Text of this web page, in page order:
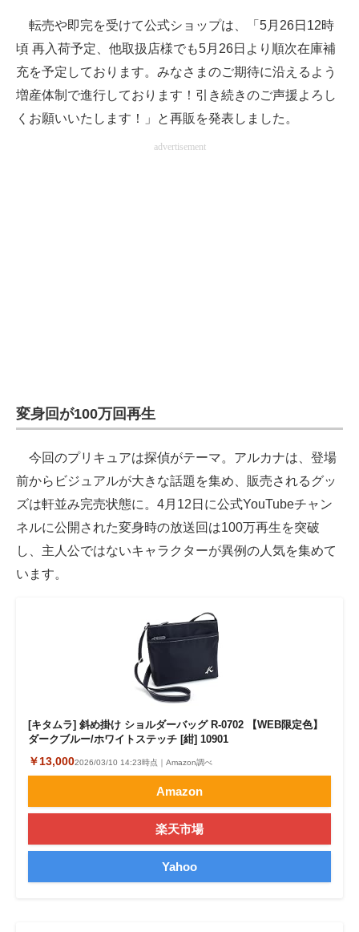
転売や即完を受けて公式ショップは、「5月26日12時
頃 再入荷予定、他取扱店様でも5月26日より順次在庫補
充を予定しております。みなさまのご期待に沿えるよう
増産体制で進行しております！引き続きのご声援よろし
くお願いいたします！」と再販を発表しました。
advertisement
変身回が100万回再生
今回のプリキュアは探偵がテーマ。アルカナは、登場
前からビジュアルが大きな話題を集め、販売されるグッ
ズは軒並み完売状態に。4月12日に公式YouTubeチャン
ネルに公開された変身時の放送回は100万再生を突破
し、主人公ではないキャラクターが異例の人気を集めて
います。
[キタムラ] 斜め掛け ショルダーバッグ R-0702 【WEB限定色】
ダークブルー/ホワイトステッチ [紺] 10901
￥13,0002026/03/10 14:23時点｜Amazon調べ
Amazon
楽天市場
Yahoo